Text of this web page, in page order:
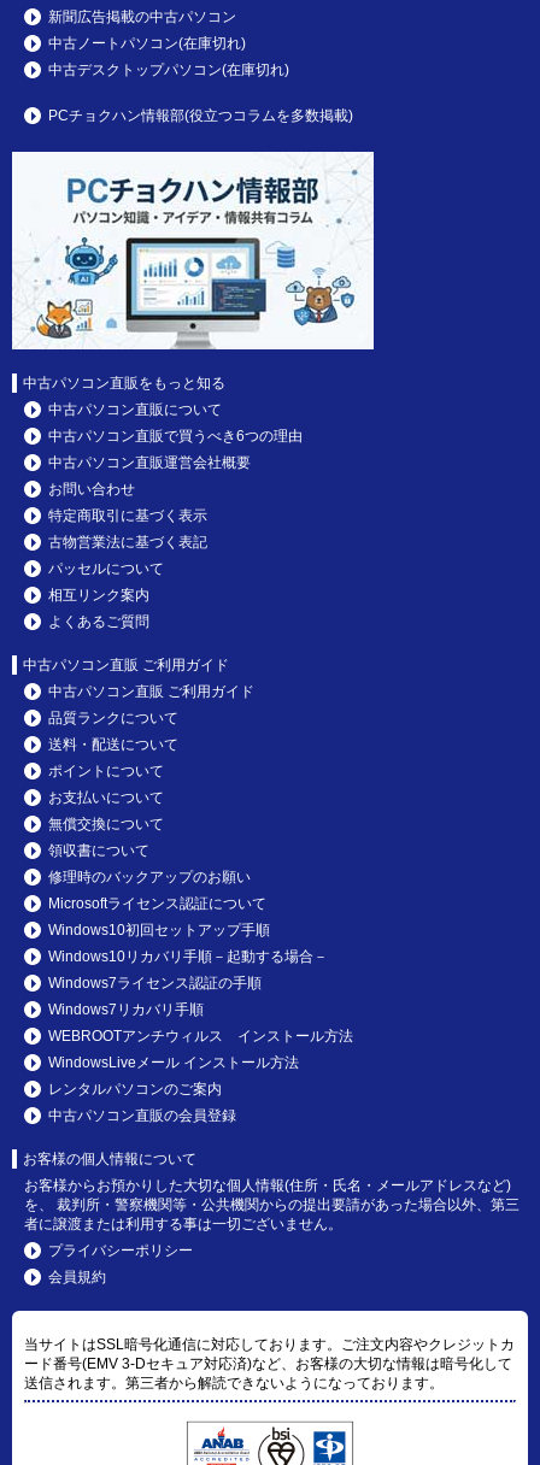
新聞広告掲載の中古パソコン
中古ノートパソコン(在庫切れ)
中古デスクトップパソコン(在庫切れ)
PCチョクハン情報部(役立つコラムを多数掲載)
中古パソコン直販をもっと知る
中古パソコン直販について
中古パソコン直販で買うべき6つの理由
中古パソコン直販運営会社概要
お問い合わせ
特定商取引に基づく表示
古物営業法に基づく表記
パッセルについて
相互リンク案内
よくあるご質問
中古パソコン直販 ご利用ガイド
中古パソコン直販 ご利用ガイド
品質ランクについて
送料・配送について
ポイントについて
お支払いについて
無償交換について
領収書について
修理時のバックアップのお願い
Microsoftライセンス認証について
Windows10初回セットアップ手順
Windows10リカバリ手順－起動する場合－
Windows7ライセンス認証の手順
Windows7リカバリ手順
WEBROOTアンチウィルス インストール方法
WindowsLiveメール インストール方法
レンタルパソコンのご案内
中古パソコン直販の会員登録
お客様の個人情報について
お客様からお預かりした大切な個人情報(住所・氏名・メールアドレスなど)
を、 裁判所・警察機関等・公共機関からの提出要請があった場合以外、第三
者に譲渡または利用する事は一切ございません。
プライバシーポリシー
会員規約
当サイトはSSL暗号化通信に対応しております。ご注文内容やクレジットカ
ード番号(EMV 3-Dセキュア対応済)など、お客様の大切な情報は暗号化して
送信されます。第三者から解読できないようになっております。